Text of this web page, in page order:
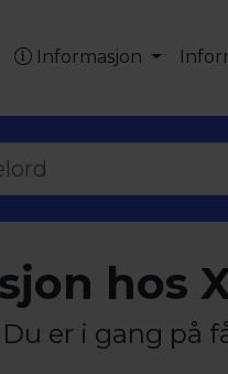
Informasjon
hos
er i gang på